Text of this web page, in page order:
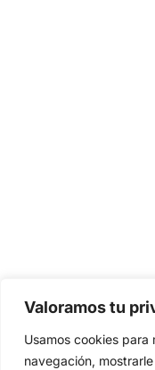
Valoramos tu
Usamos cookies
navegación,